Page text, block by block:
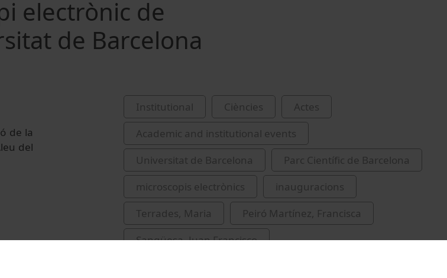
electrònic de
de Barcelona
de la
del
Institutional Ciències
Actes
Academic and institutional events
Universitat de Barcelona
Parc Científic de Barcelona
microscopis electrònics
inauguracions
Terrades, Maria
Peiró Martínez, Francisca
Sangüesa, Juan Francisco